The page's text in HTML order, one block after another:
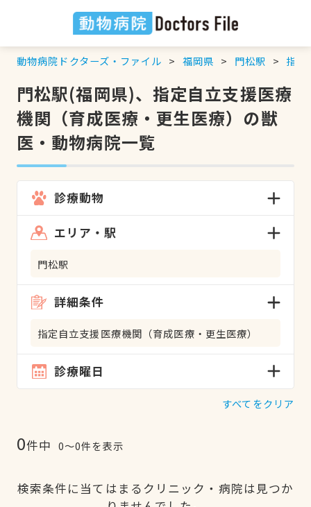
動物病院ドクターズ・ファイル 福岡県 門松駅 指定
門松駅(福岡県)、指定自立支援医療
機関（育成医療・更生医療）の獣
医・動物病院一覧
診療動物
エリア・駅
門松駅
詳細条件
指定自立支援医療機関（育成医療・更生医療）
診療曜日
すべてをクリア
0件中 0〜0件を表示
検索条件に当てはまるクリニック・病院は見つか